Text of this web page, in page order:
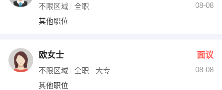
不限区域 全职
08-08
其他职位
欧女士 面议
不限区域 全职 大专
08-08
其他职位